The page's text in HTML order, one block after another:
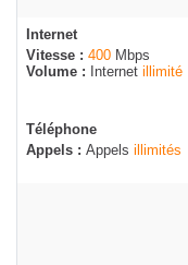
Internet
Vitesse : 400 Mbps
Volume :
Internet illimité
Téléphone
Appels : Appels illimités